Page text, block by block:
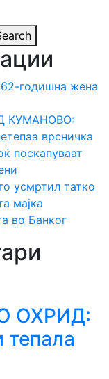
годишна жена
КУМАНОВО:
врсничка
поскапуваат
усмртил татко
мајка
во Банког
ОХРИД: